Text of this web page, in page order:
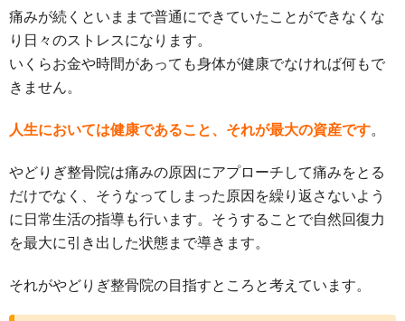
痛みが続くといままで普通にできていたことができなくな
り日々のストレスになります。
いくらお金や時間があっても身体が健康でなければ何もで
きません。
人生においては健康であること、それが最大の資産です。
やどりぎ整骨院は痛みの原因にアプローチして痛みをとる
だけでなく、そうなってしまった原因を繰り返さないよう
に日常生活の指導も行います。そうすることで自然回復力
を最大に引き出した状態まで導きます。
それがやどりぎ整骨院の目指すところと考えています。